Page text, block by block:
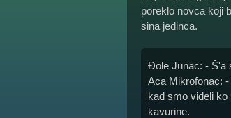
poreklo novca koji
sina jedinca.
Đole Junac: - Š'a
Aca Mikrofonac:
kad smo videli ko
kavurine.